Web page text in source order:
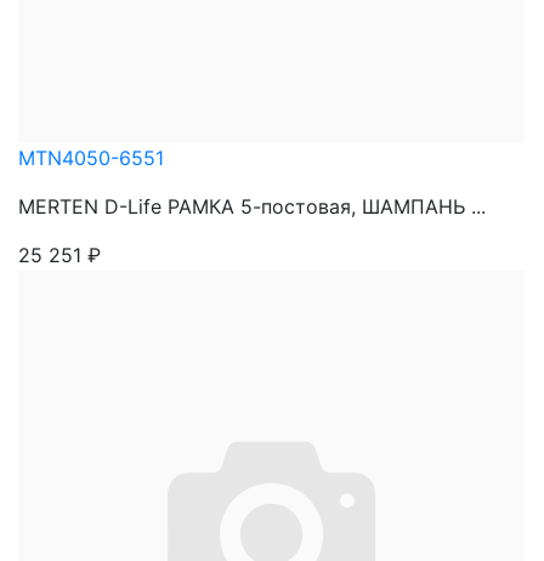
MTN4050-6551
MERTEN D-Life РАМКА 5-постовая, ШАМПАНЬ ...
25 251 ₽